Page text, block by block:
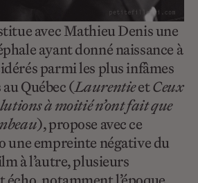
avec Mathieu Denis une
ayant donné naissance à
parmi les plus infâmes
Québec (LaurentieetCeux
à moitié n’ont fait que
), propose avec ce
une empreinte négative du
à l’autre, plusieurs